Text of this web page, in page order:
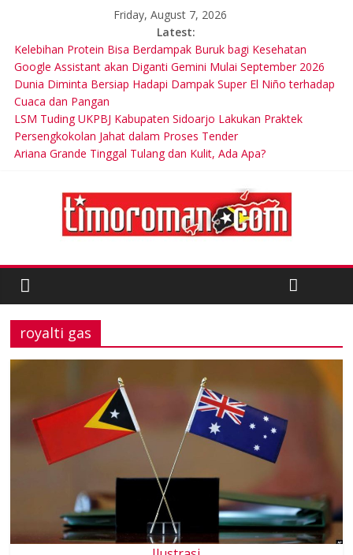
Friday, August 7, 2026
Latest:
Kelebihan Protein Bisa Berdampak Buruk bagi Kesehatan
Google Assistant akan Diganti Gemini Mulai September 2026
Dunia Diminta Bersiap Hadapi Dampak Super El Niño terhadap
Cuaca dan Pangan
LSM Tuding UKPBJ Kabupaten Sidoarjo Lakukan Praktek
Persengkokolan Jahat dalam Proses Tender
Ariana Grande Tinggal Tulang dan Kulit, Ada Apa?
royalti gas